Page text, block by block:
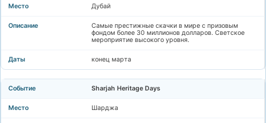
Дубай
Самые престижные скачки в мире с призовым
фондом более 30 миллионов долларов. Светское
мероприятие высокого уровня.
конец марта
Sharjah Heritage Days
Шарджа